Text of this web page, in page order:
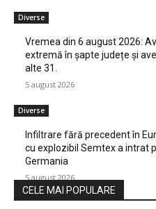
Diverse
Vremea din 6 august 2026:
extremă în șapte județe și
alte 31.
5 august 2026
Diverse
Infiltrare fără precedent în
cu explozibil Semtex a intrat
Germania
5 august 2026
CELE MAI POPULARE